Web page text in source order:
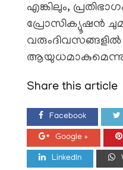
എങ്കിലും,
പ്രോസിക്യൂഷൻ
വരുംദിവസങ്ങളിൽ
Share this article
Facebook
Google +
LinkedIn